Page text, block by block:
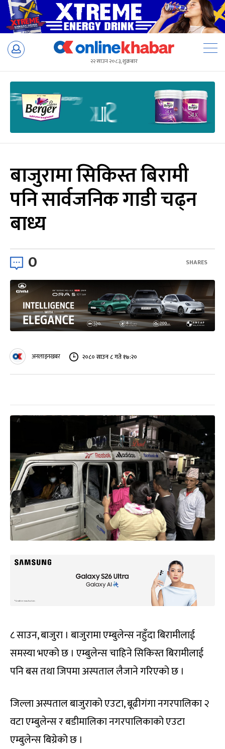
Skip
२२ साउन २०८३, शुक्रबार
बाजुरामा सिकिस्त बिरामी
पनि सार्वजनिक गाडी चढ्न
बाध्य
0 SHARES
अनलाइनखबर २०८० साउन ८ गते १७:२०
८ साउन, बाजुरा । बाजुरामा एम्बुलेन्स नहुँदा बिरामीलाई
समस्या भएको छ । एम्बुलेन्स चाहिने सिकिस्त बिरामीलाई
पनि बस तथा जिपमा अस्पताल लैजाने गरिएको छ ।
जिल्ला अस्पताल बाजुराको एउटा, बूढीगंगा नगरपालिका २
वटा एम्बुलेन्स र बडीमालिका नगरपालिकाको एउटा
एम्बुलेन्स बिग्रेको छ ।